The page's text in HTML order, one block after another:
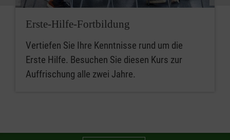
Erste-Hilfe-Fortbildung
Vertiefen Sie Ihre Kenntnisse rund um die
Erste Hilfe. Besuchen Sie diesen Kurs zur
Auffrischung alle zwei Jahre.